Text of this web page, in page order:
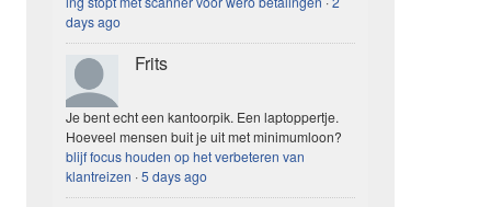
days ago
Frits
Je bent echt een kantoorpik. Een laptoppertje.
Hoeveel mensen buit je uit met minimumloon?
blijf focus houden op het verbeteren van
klantreizen ·5 days ago